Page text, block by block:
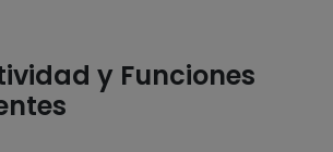
y Funciones